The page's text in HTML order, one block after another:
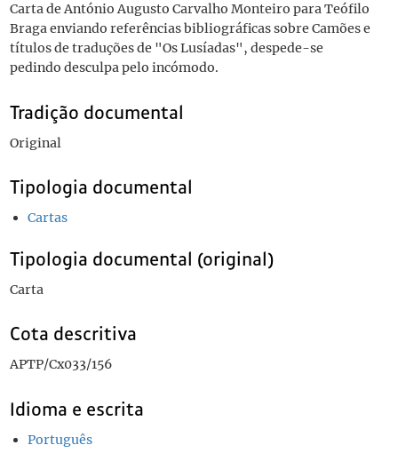
Carta de António Augusto Carvalho Monteiro para Teófilo
Braga enviando referências bibliográficas sobre Camões e
títulos de traduções de "Os Lusíadas", despede-se
pedindo desculpa pelo incómodo.
Tradição documental
Original
Tipologia documental
Cartas
Tipologia documental (original)
Carta
Cota descritiva
APTP/Cx033/156
Idioma e escrita
Português